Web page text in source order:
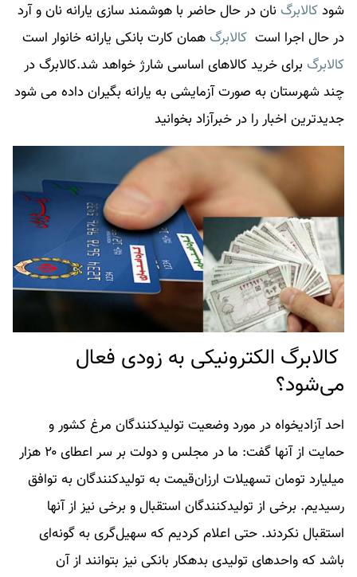
شودکالابرگ نان در حال حاضر با هوشمند سازی یارانه نان و آرد
در حال اجرا است کالابرگ همان کارت بانکی یارانه خانوار است
کالابرگ برای خرید کالاهای اساسی شارژ خواهد شد.کالابرگدر
چند شهرستان به صورت آزمایشی به یارانه بگیران داده می شود
جدیدترین اخبار را در خبرآزاد بخوانید
کالابرگ الکترونیکی به زودی فعال
می‌شود؟
احد آزادیخواه در مورد وضعیت تولیدکنندگان مرغ کشور و
حمایت از آنها گفت: ما در مجلس و دولت بر سر اعطای ۲۰ هزار
میلیارد تومان تسهیلات ارزان‌قیمت به تولیدکنندگان به توافق
رسیدیم. برخی از تولیدکنندگان استقبال و برخی نیز از آنها
استقبال نکردند. حتی اعلام کردیم که سهیل‌گری به گونه‌ای
باشد که واحدهای تولیدی بدهکار بانکی نیز بتوانند از آن